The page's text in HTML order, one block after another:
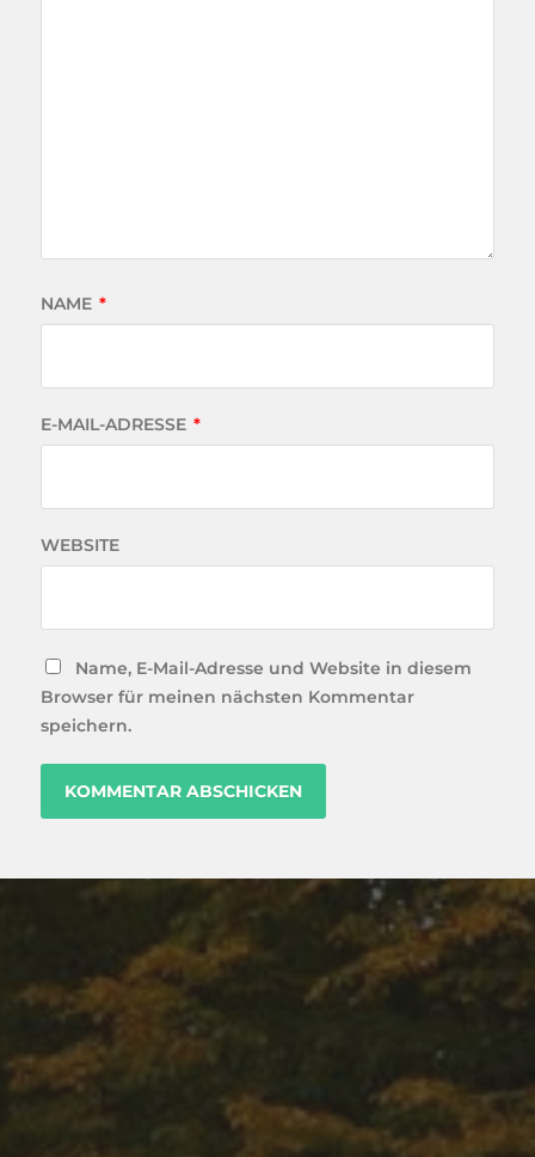
NAME *
E-MAIL-ADRESSE *
WEBSITE
Name, E-Mail-Adresse und Website in diesem
Browser für meinen nächsten Kommentar
speichern.